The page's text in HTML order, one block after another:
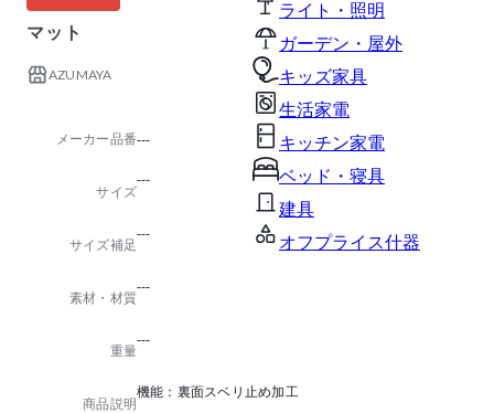
ライト・照明
ガーデン・屋外
キッズ家具
生活家電
キッチン家電
ベッド・寝具
建具
オフプライス什器
マット
AZUMAYA
メーカー品番---
サイズ
---
サイズ補足
---
素材・材質
---
重量
---
商品説明
機能：裏面スベリ止め加工